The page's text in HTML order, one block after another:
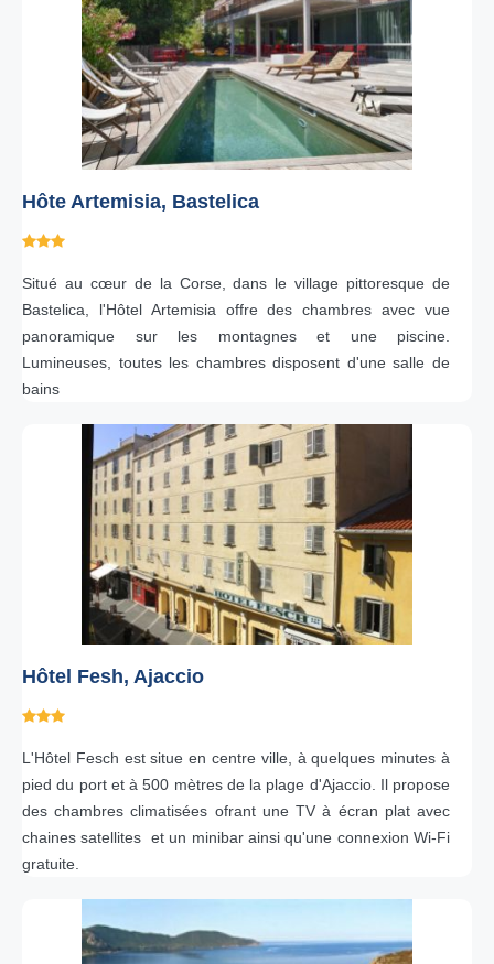
Hôte Artemisia, Bastelica
Situé au cœur de la Corse, dans le village pittoresque de
Bastelica, l'Hôtel Artemisia offre des chambres avec vue
panoramique sur les montagnes et une piscine.
Lumineuses, toutes les chambres disposent d'une salle de
bains
Hôtel Fesh, Ajaccio
L'Hôtel Fesch est situe en centre ville, à quelques minutes à
pied du port et à 500 mètres de la plage d'Ajaccio. Il propose
des chambres climatisées ofrant une TV à écran plat avec
chaines satellites et un minibar ainsi qu'une connexion Wi-Fi
gratuite.